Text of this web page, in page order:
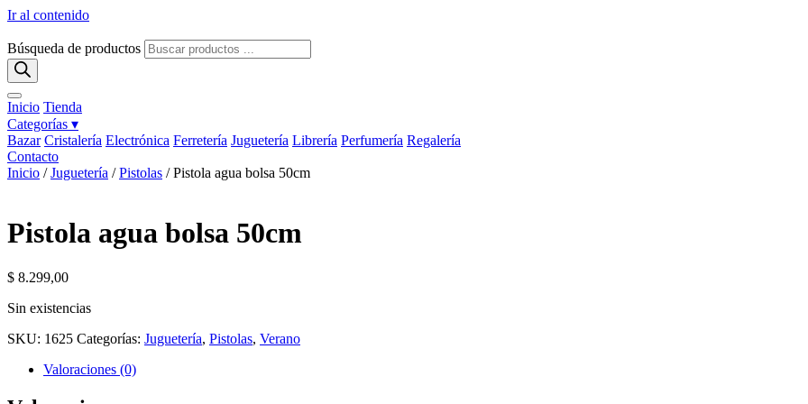
Ir al contenido
Búsqueda de productos
Inicio Tienda
Categorías ▾
Bazar Cristalería Electrónica Ferretería Juguetería Librería Perfumería Regalería
Contacto
Inicio /Juguetería /Pistolas / Pistola agua bolsa 50cm
Pistola agua bolsa 50cm
$ 8.299,00
Sin existencias
SKU: 1625 Categorías: Juguetería, Pistolas, Verano
Valoraciones (0)